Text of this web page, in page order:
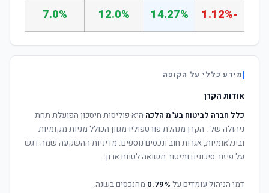
-1.12%
14.27%
12.0%
7.0%
מידע כללי על הקופה
אודות הקרן
כלל חברה לביטוח בע"מ הלכה היא פוליסות חיסכון הפועלת תחת
ניהולה של . הקרן מנהלת פורטפוליו מגוון הכולל מניות מקומיות
ובינלאומיות, אגרות חוב ונכסים נוספים. מדיניות ההשקעה שמה דגש
על פיזור סיכונים ומיטוב תשואה לטווח ארוך.
דמי הניהול עומדים על 0.79% מהנכסים בשנה.